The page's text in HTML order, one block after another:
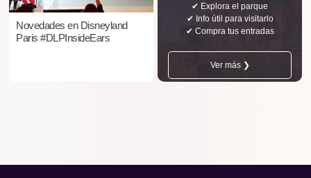
Novedades en Disneyland
Paris #DLPInsideEars
✔ Explora el parque
✔ Info útil para visitarlo
✔ Compra tus entradas
Ver más ❯